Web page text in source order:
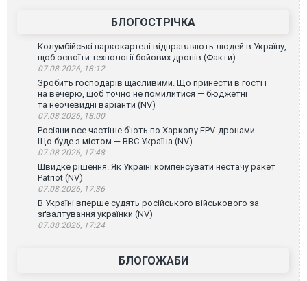
БЛОГОСТРІЧКА
Колумбійські наркокартелі відправляють людей в Україну,
щоб освоїти технології бойових дронів (Факти)
07.08.2026, 18:12
Зробить господарів щасливими. Що принести в гості і
на вечерю, щоб точно не помилитися — бюджетні
та неочевидні варіанти (NV)
07.08.2026, 18:00
Росіяни все частіше бʼють по Харкову FPV-дронами.
Що буде з містом — ВВС Україна (NV)
07.08.2026, 17:48
Швидке рішення. Як Україні компенсувати нестачу ракет
Patriot (NV)
07.08.2026, 17:36
В Україні вперше судять російського військового за
зґвалтування українки (NV)
07.08.2026, 17:24
БЛОГОЖАБИ